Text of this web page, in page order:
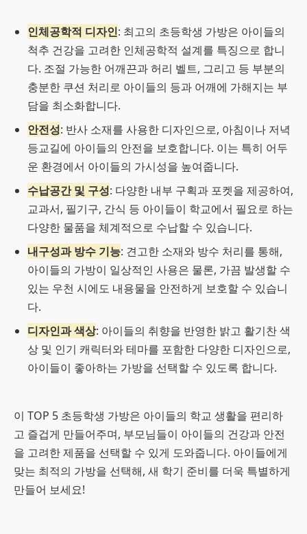
인체공학적 디자인: 최고의 초등학생 가방은 아이들의
척추 건강을 고려한 인체공학적 설계를 특징으로 합니
다. 조절 가능한 어깨끈과 허리 벨트, 그리고 등 부분의
충분한 쿠션 처리로 아이들의 등과 어깨에 가해지는 부
담을 최소화합니다.
안전성: 반사 소재를 사용한 디자인으로, 아침이나 저녁
등교길에 아이들의 안전을 보호합니다. 이는 특히 어두
운 환경에서 아이들의 가시성을 높여줍니다.
수납공간 및 구성: 다양한 내부 구획과 포켓을 제공하여,
교과서, 필기구, 간식 등 아이들이 학교에서 필요로 하는
다양한 물품을 체계적으로 수납할 수 있습니다.
내구성과 방수 기능: 견고한 소재와 방수 처리를 통해,
아이들의 가방이 일상적인 사용은 물론, 가끔 발생할 수
있는 우천 시에도 내용물을 안전하게 보호할 수 있습니
다.
디자인과 색상: 아이들의 취향을 반영한 밝고 활기찬 색
상 및 인기 캐릭터와 테마를 포함한 다양한 디자인으로,
아이들이 좋아하는 가방을 선택할 수 있도록 합니다.
이 TOP 5 초등학생 가방은 아이들의 학교 생활을 편리하
고 즐겁게 만들어주며, 부모님들이 아이들의 건강과 안전
을 고려한 제품을 선택할 수 있게 도와줍니다. 아이들에게
맞는 최적의 가방을 선택해, 새 학기 준비를 더욱 특별하게
만들어 보세요!